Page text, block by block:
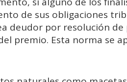
de sus obligaciones
deudor por resolución de
premio. Esta norma se